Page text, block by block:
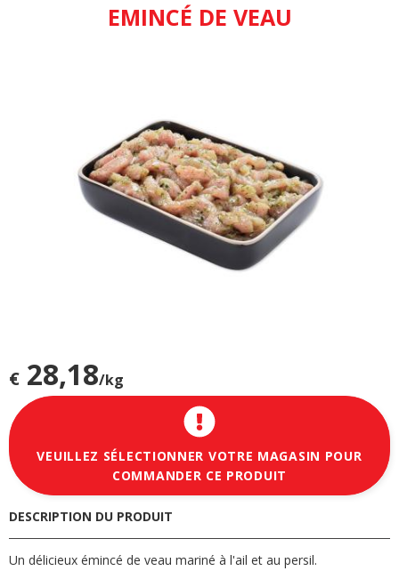
EMINCÉ DE VEAU
€ 28,18/kg
VEUILLEZ SÉLECTIONNER VOTRE MAGASIN POUR
COMMANDER CE PRODUIT
DESCRIPTION DU PRODUIT
Un délicieux émincé de veau mariné à l'ail et au persil.